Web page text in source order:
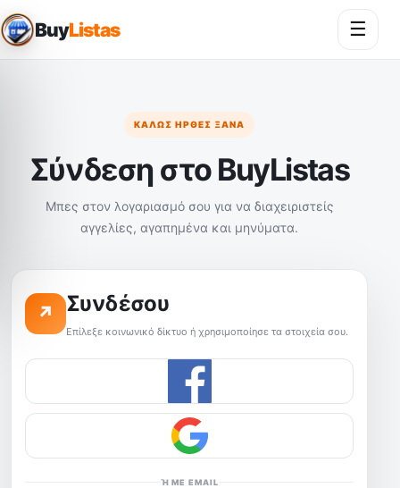
BuyListas ☰
ΚΑΛΏΣ ΉΡΘΕΣ ΞΑΝΆ
Σύνδεση στο BuyListas
Μπες στον λογαριασμό σου για να διαχειριστείς
αγγελίες, αγαπημένα και μηνύματα.
↗ Συνδέσου
Επίλεξε κοινωνικό δίκτυο ή χρησιμοποίησε τα στοιχεία σου.
Ή ΜΕ EMAIL